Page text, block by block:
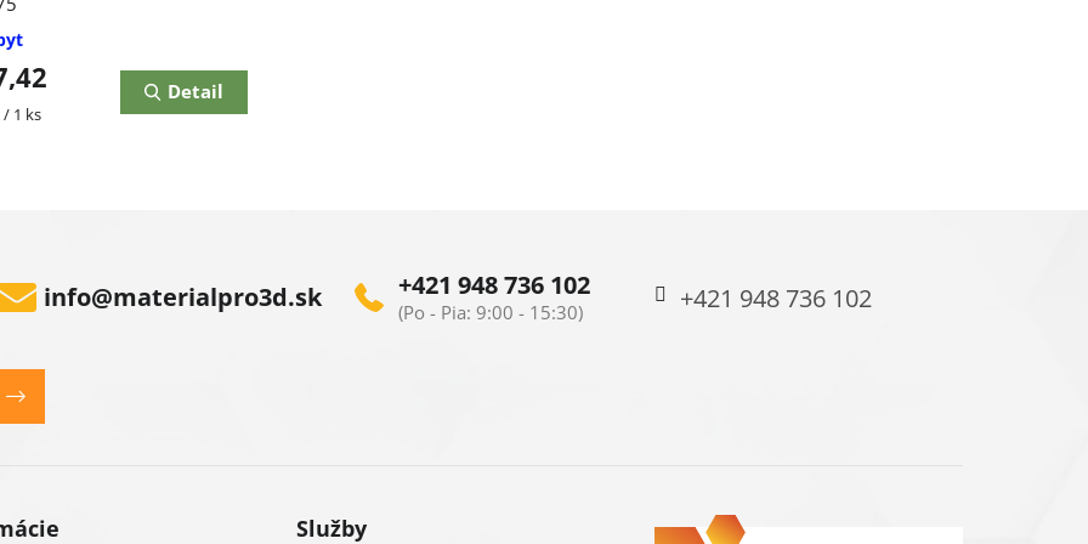
/ 1 ks
Detail
l
info@materialpro3d.sk +421 948 736 102 +421 948 736 102
Služby